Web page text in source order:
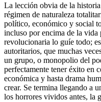
La lección obvia de la
régimen de naturaleza
político, económico y social
incluso por encima de la
revolucionaria lo guíe todo;
autoritarios, que muchas
un grupo, o monopolio del
perfectamente tener éxito en
económica y hasta drama
crear. Se termina llegando a
los horrores vividos antes, la